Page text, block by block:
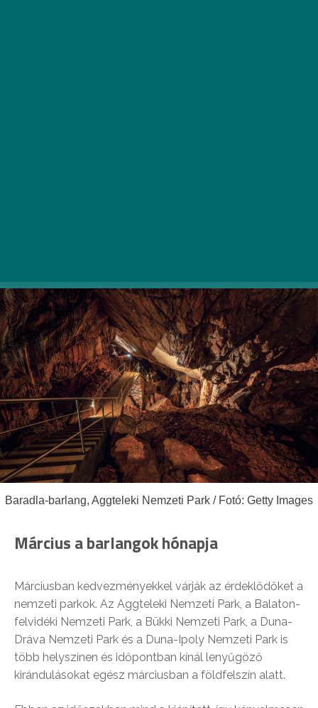
Baradla-barlang, Aggteleki Nemzeti Park / Fotó: Getty Images
Március a barlangok hónapja
Márciusban kedvezményekkel várják az érdeklődőket a
nemzeti parkok. Az Aggteleki Nemzeti Park, a Balaton-
felvidéki Nemzeti Park, a Bükki Nemzeti Park, a Duna-
Dráva Nemzeti Park és a Duna-Ipoly Nemzeti Park is
több helyszínen és időpontban kínál lenyűgöző
kirándulásokat egész márciusban a földfelszín alatt.